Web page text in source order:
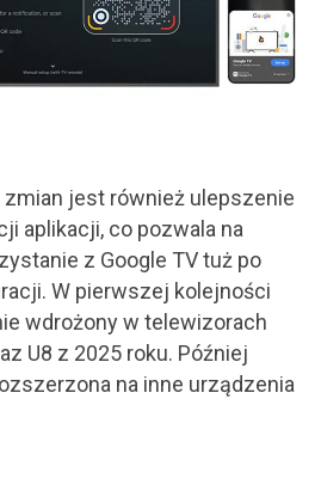
jest również ulepszenie
aplikacji, co pozwala na
z Google TV tuż po
W pierwszej kolejności
wdrożony w telewizorach
U8 z 2025 roku. Później
na inne urządzenia